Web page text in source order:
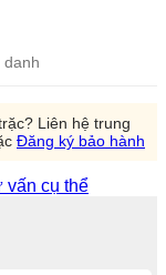
Liên hệ trung
Đăng ký bảo hành
vấn cụ thể